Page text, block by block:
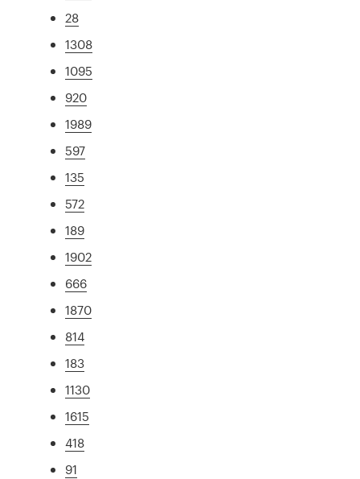
28
1308
1095
920
1989
597
135
572
189
1902
666
1870
814
183
1130
1615
418
91